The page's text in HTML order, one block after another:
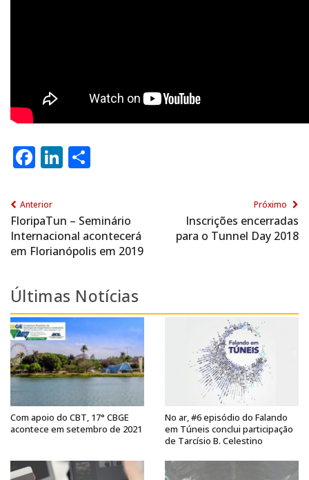
Facebook
LinkedIn
Anterior
FloripaTun – Seminário
Internacional acontecerá
em Florianópolis em 2019
Próximo
Inscrições encerradas
para o Tunnel Day 2018
Últimas Notícias
Com apoio do CBT, 17° CBGE
acontece em setembro de 2021
No ar, #6 episódio do Falando
em Túneis conclui participação
de Tarcísio B. Celestino